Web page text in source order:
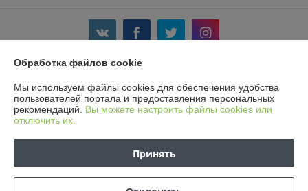
Информация для покупателя
Юридическое лицо:Частное предприятие «Ваш добрый друг»
г. Минск, ул. Кунцевщина, 29-90
Регистрационный номер ЕГР: 191369699
Регистрационный орган: Минский горисполком
Обработка файлов cookie
Мы используем файлы cookies для обеспечения удобства
пользователей портала и предоставления персональных
рекомендаций. Вы можете настроить файлы cookies или
отключить их.
Принять